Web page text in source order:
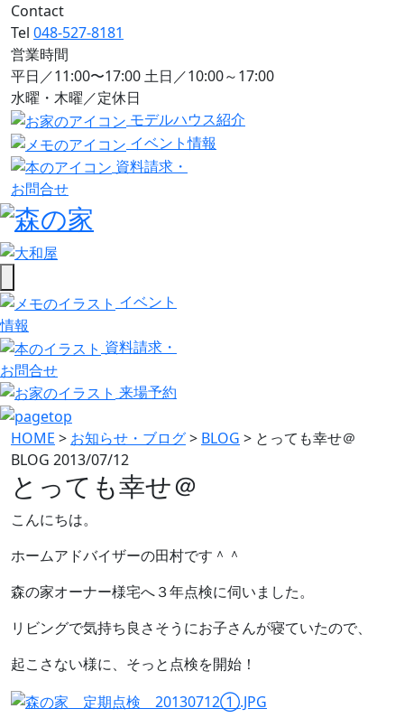
Contact
Tel 048-527-8181
営業時間
平日／11:00〜17:00 土日／10:00～17:00
水曜・木曜／定休日
モデルハウス紹介
イベント情報
資料請求・
お問合せ
イベント
情報
資料請求・
お問合せ
来場予約
HOME > お知らせ・ブログ> BLOG > とっても幸せ＠
BLOG 2013/07/12
とっても幸せ＠
こんにちは。
ホームアドバイザーの田村です＾＾
森の家オーナー様宅へ３年点検に伺いました。
リビングで気持ち良さそうにお子さんが寝ていたので、
起こさない様に、そっと点検を開始！